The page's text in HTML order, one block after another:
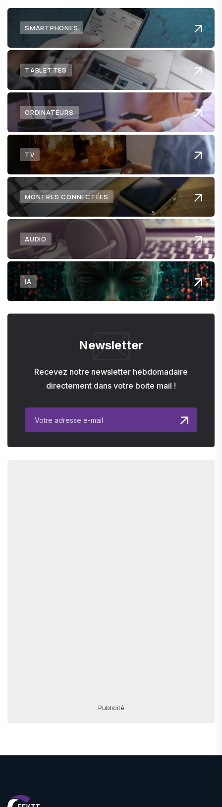
SMARTPHONES
TABLETTES
ORDINATEURS
TV
MONTRES CONNECTÉES
AUDIO
IA
Newsletter
Recevez notre newsletter hebdomadaire
directement dans votre boite mail !
Publicité